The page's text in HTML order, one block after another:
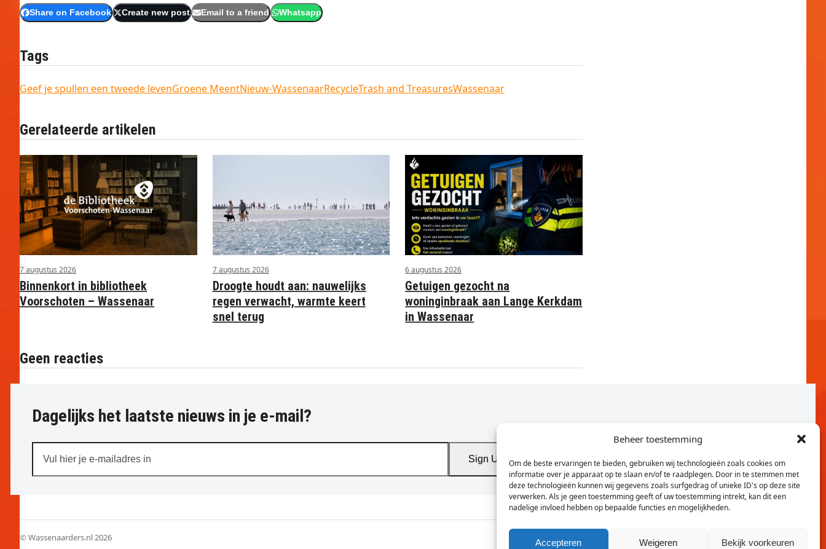
Beheer toestemming
Om de beste ervaringen te bieden, gebruiken wij technologieën zoals cookies om
informatie over je apparaat op te slaan en/of te raadplegen. Door in te stemmen met
deze technologieën kunnen wij gegevens zoals surfgedrag of unieke ID's op deze site
verwerken. Als je geen toestemming geeft of uw toestemming intrekt, kan dit een
nadelige invloed hebben op bepaalde functies en mogelijkheden.
Accepteren Weigeren Bekijk voorkeuren
Share on Facebook Create new post Email to a friend Whatsapp
Tags
Geef je spullen een tweede levenGroene MeentNieuw-WassenaarRecycleTrash and TreasuresWassenaar
Gerelateerde artikelen
7 augustus 2026
Binnenkort in bibliotheek
Voorschoten – Wassenaar
7 augustus 2026
Droogte houdt aan: nauwelijks
regen verwacht, warmte keert
snel terug
6 augustus 2026
Getuigen gezocht na
woninginbraak aan Lange Kerkdam
in Wassenaar
Geen reacties
Dagelijks het laatste nieuws in je e-mail?
hier
je
in
Sign Up
© Wassenaarders.nl 2026 Twitter